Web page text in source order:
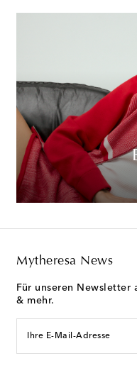
Mytheresa News
Für unseren Newsletter
& mehr.
Ihre E-Mail-Adresse